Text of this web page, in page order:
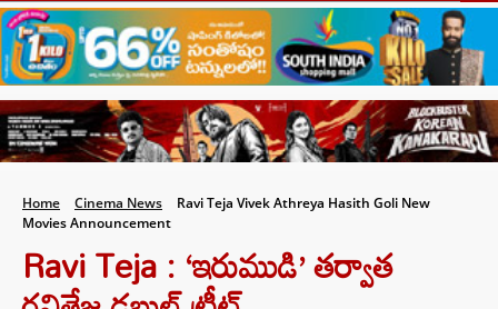
Home Cinema News
Ravi Teja Vivek Athreya Hasith Goli New
Movies Announcement
Ravi Teja : ‘ఇరుముడి’ తర్వాత